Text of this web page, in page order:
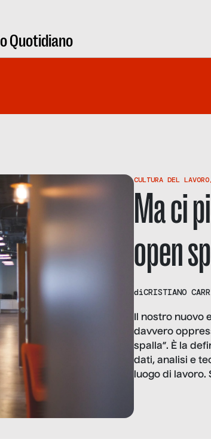
Quotidiano
CULTURA DEL LAVORO
Ma ci
open
diCRISTIANO
Il nostro
davvero
spalla”. È la
dati, analisi e
luogo di lavoro.